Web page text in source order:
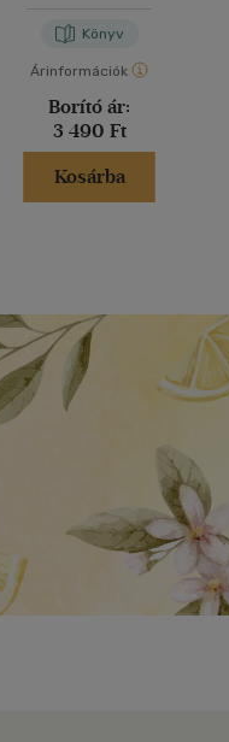
Könyv
Árinformációk
Borító ár:
3 490 Ft
Kosárba